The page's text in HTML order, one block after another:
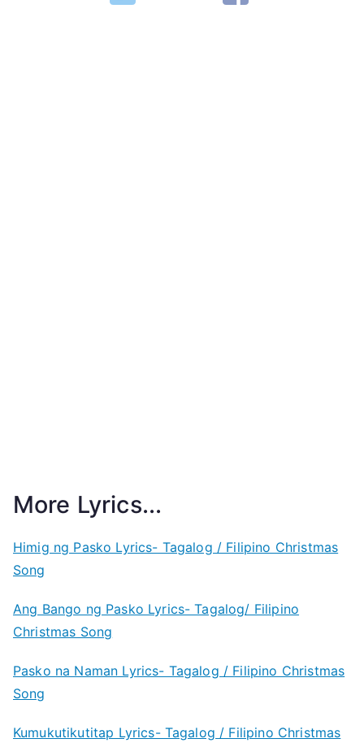
More Lyrics...
Himig ng Pasko Lyrics- Tagalog / Filipino Christmas
Song
Ang Bango ng Pasko Lyrics- Tagalog/ Filipino
Christmas Song
Pasko na Naman Lyrics- Tagalog / Filipino Christmas
Song
Kumukutikutitap Lyrics- Tagalog / Filipino Christmas